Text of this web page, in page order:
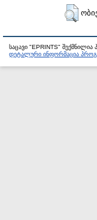
საცავი "EPRINTS"
დეტალური ინფორმაცია